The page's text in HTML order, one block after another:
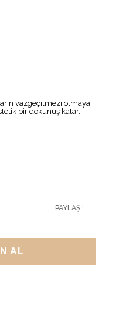
vazgeçilmezi olmaya
bir dokunuş katar.
PAYLAŞ :